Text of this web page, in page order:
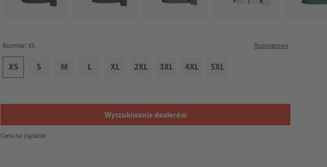
Rozmiar: XS Rozmiarowe
XS S M L XL 2XL 3XL 4XL 5XL
Wyszukiwanie dealerów
Cena na żądanie